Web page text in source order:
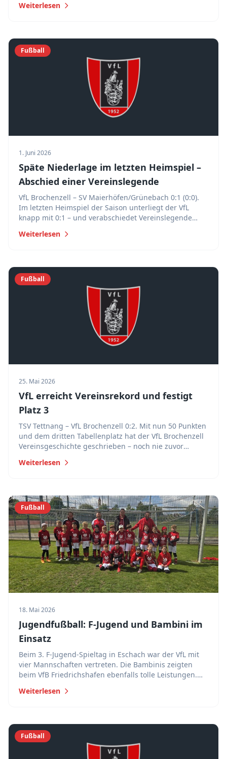
taichichuan@web.de.
Weiterlesen
Fußball
1. Juni 2026
Späte Niederlage im letzten Heimspiel –
Abschied einer Vereinslegende
VfL Brochenzell – SV Maierhöfen/Grünebach 0:1 (0:0).
Im letzten Heimspiel der Saison unterliegt der VfL
knapp mit 0:1 – und verabschiedet Vereinslegende
Weiterlesen
Fußball
25. Mai 2026
VfL erreicht Vereinsrekord und festigt
Platz 3
TSV Tettnang – VfL Brochenzell 0:2. Mit nun 50 Punkten
und dem dritten Tabellenplatz hat der VfL Brochenzell
Vereinsgeschichte geschrieben – noch nie zuvor
Punkte in einer Saison sammeln.
Weiterlesen
Fußball
18. Mai 2026
Jugendfußball: F-Jugend und Bambini im
Einsatz
Beim 3. F-Jugend-Spieltag in Eschach war der VfL mit
vier Mannschaften vertreten. Die Bambinis zeigten
beim VfB Friedrichshafen ebenfalls tolle Leistungen.
statt.
Weiterlesen
Fußball